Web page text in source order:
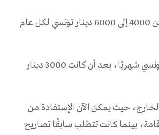
وفقًا للمنشور الجديد، ارتفعت مصاريف التثبيت من 4000 إلى 6000 دينار تونسي لكل عام
تم تحديد مصاريف الإقامة الآن بقيمة 4000 دينار تونسي شهريًا، بعد أن كانت 3000 دينار
حيث يمكن الآن الإستفادة من
بينما كانت تتطلب سابقًا تصاريح